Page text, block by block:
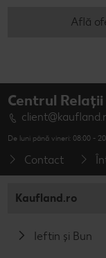
Află
Centrul
De luni până vineri: 08:00 -
Contact
Kaufland.ro
Ieftin și Bun